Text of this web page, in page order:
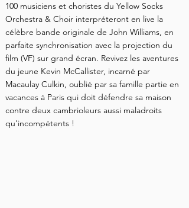
100 musiciens et choristes du Yellow Socks
Orchestra & Choir interpréteront en live la
célèbre bande originale de John Williams, en
parfaite synchronisation avec la projection du
film (VF) sur grand écran. Revivez les aventures
du jeune Kevin McCallister, incarné par
Macaulay Culkin, oublié par sa famille partie en
vacances à Paris qui doit défendre sa maison
contre deux cambrioleurs aussi maladroits
qu'incompétents !